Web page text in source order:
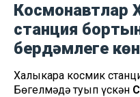
Космонавтлар
станция
бердәмлеге
Халыкара космик
Бөгелмәдә туып үскән